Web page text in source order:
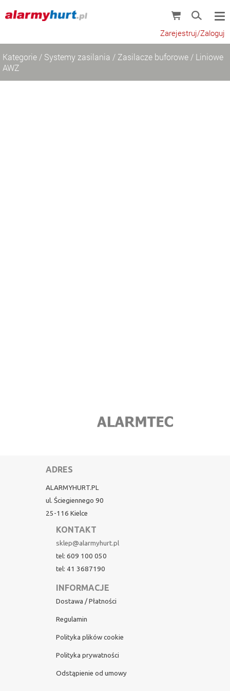
Zarejestruj/Zaloguj
Kategorie / Systemy zasilania / Zasilacze buforowe / Liniowe
AWZ
ADRES
ALARMYHURT.PL
ul. Ściegiennego 90
25-116 Kielce
KONTAKT
sklep@alarmyhurt.pl
tel: 609 100 050
tel: 41 3687190
INFORMACJE
Dostawa / Płatności
Regulamin
Polityka plików cookie
Polityka prywatności
Odstąpienie od umowy